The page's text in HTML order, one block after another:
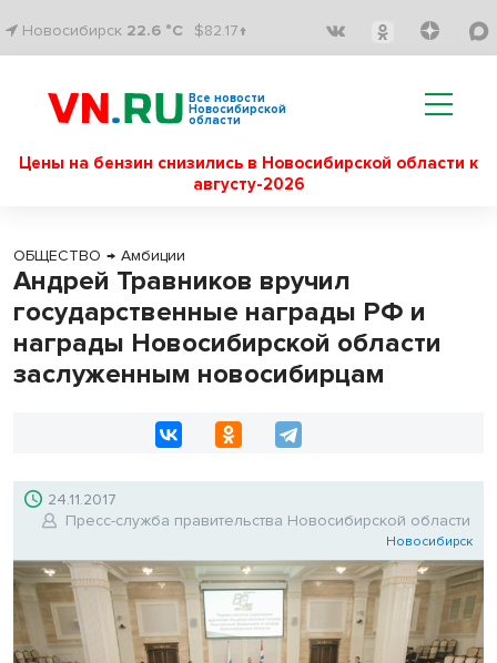
Новосибирск 22.6 °C $82.17↑
Все новости
Новосибирской
области
Цены на бензин снизились в Новосибирской области к
августу-2026
ОБЩЕСТВО → Амбиции
Андрей Травников вручил
государственные награды РФ и
награды Новосибирской области
заслуженным новосибирцам
24.11.2017
Пресс-служба правительства Новосибирской области
Новосибирск